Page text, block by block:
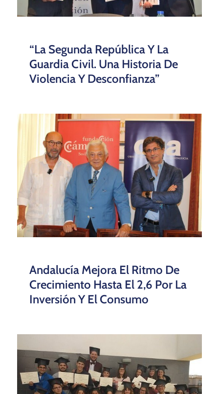
“La Segunda República Y La
Guardia Civil. Una Historia De
Violencia Y Desconfianza”
Andalucía Mejora El Ritmo De
Crecimiento Hasta El 2,6 Por La
Inversión Y El Consumo